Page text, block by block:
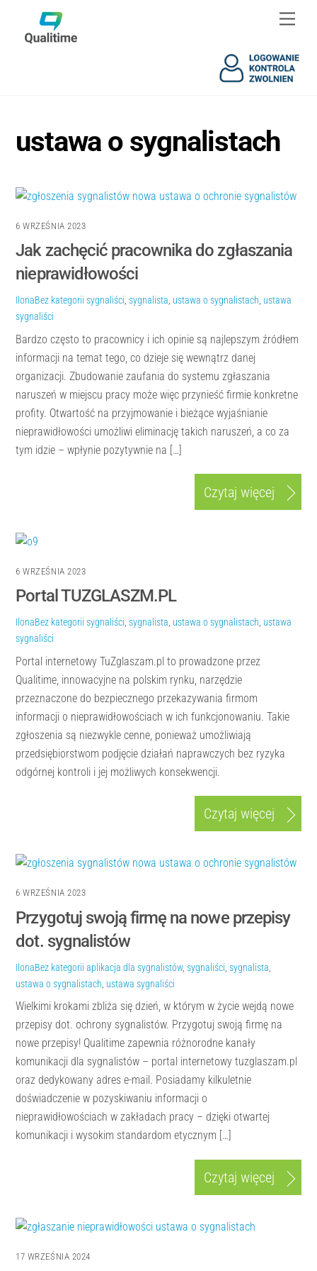
content
content
ustawa o sygnalistach
6 WRZEŚNIA 2023
Jak zachęcić pracownika do zgłaszania
nieprawidłowości
IlonaBez kategorii sygnaliści,sygnalista, ustawa o sygnalistach, ustawa
sygnaliści
Bardzo często to pracownicy i ich opinie są najlepszym źródłem
informacji na temat tego, co dzieje się wewnątrz danej
organizacji. Zbudowanie zaufania do systemu zgłaszania
naruszeń w miejscu pracy może więc przynieść firmie konkretne
profity. Otwartość na przyjmowanie i bieżące wyjaśnianie
nieprawidłowości umożliwi eliminację takich naruszeń, a co za
tym idzie – wpłynie pozytywnie na […]
Czytaj więcej
6 WRZEŚNIA 2023
Portal TUZGLASZM.PL
IlonaBez kategorii sygnaliści,sygnalista, ustawa o sygnalistach, ustawa
sygnaliści
Portal internetowy TuZglaszam.pl to prowadzone przez
Qualitime, innowacyjne na polskim rynku, narzędzie
przeznaczone do bezpiecznego przekazywania firmom
informacji o nieprawidłowościach w ich funkcjonowaniu. Takie
zgłoszenia są niezwykle cenne, ponieważ umożliwiają
przedsiębiorstwom podjęcie działań naprawczych bez ryzyka
odgórnej kontroli i jej możliwych konsekwencji.
Czytaj więcej
6 WRZEŚNIA 2023
Przygotuj swoją firmę na nowe przepisy
dot. sygnalistów
IlonaBez kategorii aplikacja dla sygnalistów,sygnaliści,sygnalista,
ustawa o sygnalistach, ustawa sygnaliści
Wielkimi krokami zbliża się dzień, w którym w życie wejdą nowe
przepisy dot. ochrony sygnalistów. Przygotuj swoją firmę na
nowe przepisy! Qualitime zapewnia różnorodne kanały
komunikacji dla sygnalistów – portal internetowy tuzglaszam.pl
oraz dedykowany adres e-mail. Posiadamy kilkuletnie
doświadczenie w pozyskiwaniu informacji o
nieprawidłowościach w zakładach pracy – dzięki otwartej
komunikacji i wysokim standardom etycznym […]
Czytaj więcej
17 WRZEŚNIA 2024